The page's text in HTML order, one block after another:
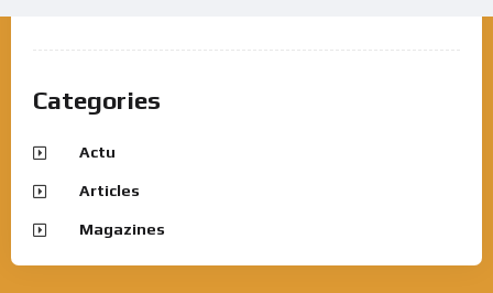
Categories
Actu
Articles
Magazines